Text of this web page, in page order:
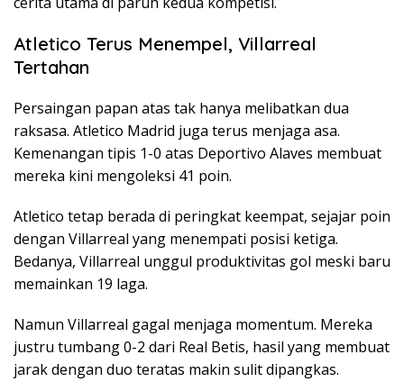
Atletico Terus Menempel, Villarreal
Tertahan
Persaingan papan atas tak hanya melibatkan dua
raksasa. Atletico Madrid juga terus menjaga asa.
Kemenangan tipis 1-0 atas Deportivo Alaves membuat
mereka kini mengoleksi 41 poin.
Atletico tetap berada di peringkat keempat, sejajar poin
dengan Villarreal yang menempati posisi ketiga.
Bedanya, Villarreal unggul produktivitas gol meski baru
memainkan 19 laga.
Namun Villarreal gagal menjaga momentum. Mereka
justru tumbang 0-2 dari Real Betis, hasil yang membuat
jarak dengan duo teratas makin sulit dipangkas.